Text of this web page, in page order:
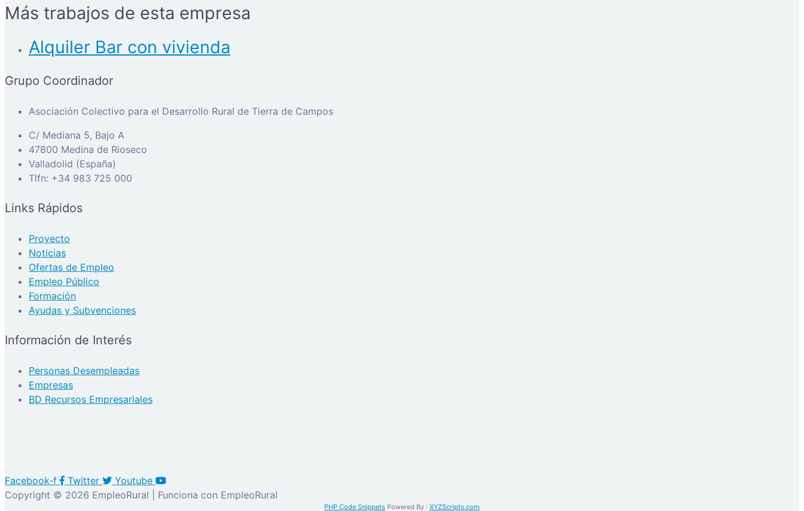
Más trabajos de esta empresa
Alquiler Bar con vivienda
Grupo Coordinador
Asociación Colectivo para el Desarrollo Rural de Tierra de Campos
C/ Mediana 5, Bajo A
47800 Medina de Rioseco
Valladolid (España)
Tlfn: +34 983 725 000
Links Rápidos
Proyecto
Noticias
Ofertas de Empleo
Empleo Público
Formación
Ayudas y Subvenciones
Información de Interés
Personas Desempleadas
Empresas
BD Recursos Empresariales
Facebook-f Twitter
Youtube
Copyright © 2026 EmpleoRural | Funciona con EmpleoRural
PHP Code Snippets Powered By : XYZScripts.com